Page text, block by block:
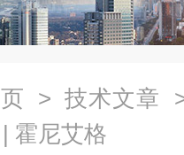
> 技术文章
霍尼艾格